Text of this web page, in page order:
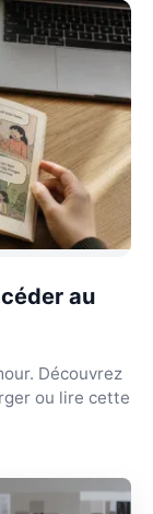
au
Découvrez
ou lire cette